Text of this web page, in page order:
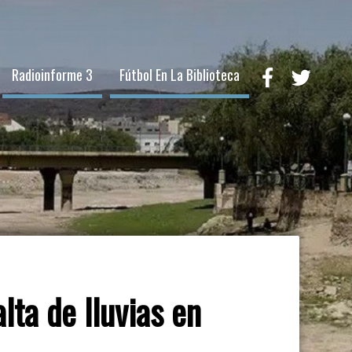
Radioinforme 3 Fútbol En La Biblioteca
de lluvias en